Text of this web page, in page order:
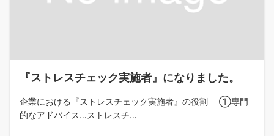
『ストレスチェック実施者』になりました。
企業における『ストレスチェック実施者』の役割 ①専門
的なアドバイス…ストレスチ…